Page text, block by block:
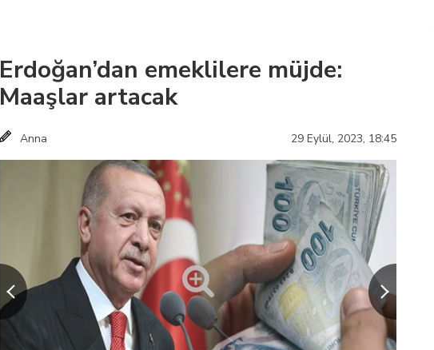
Erdoğan’dan emeklilere müjde:
Maaşlar artacak
Anna 29 Eylül, 2023, 18:45